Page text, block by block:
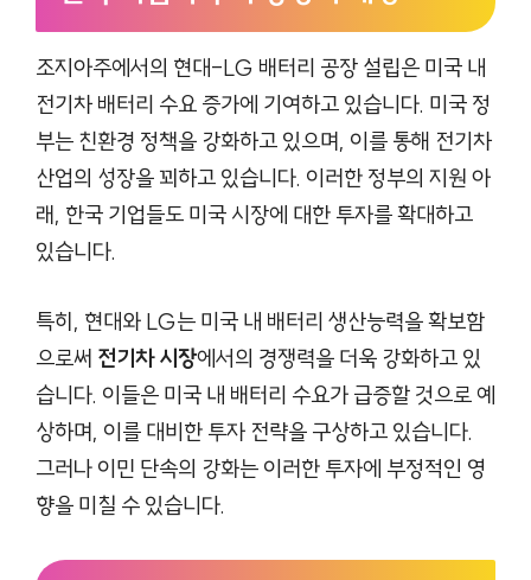
조지아주에서의 현대-LG 배터리 공장 설립은 미국 내
전기차 배터리 수요 증가에 기여하고 있습니다. 미국 정
부는 친환경 정책을 강화하고 있으며, 이를 통해 전기차
산업의 성장을 꾀하고 있습니다. 이러한 정부의 지원 아
래, 한국 기업들도 미국 시장에 대한 투자를 확대하고
있습니다.
특히, 현대와 LG는 미국 내 배터리 생산능력을 확보함
으로써 전기차 시장에서의 경쟁력을 더욱 강화하고 있
습니다. 이들은 미국 내 배터리 수요가 급증할 것으로 예
상하며, 이를 대비한 투자 전략을 구상하고 있습니다.
그러나 이민 단속의 강화는 이러한 투자에 부정적인 영
향을 미칠 수 있습니다.